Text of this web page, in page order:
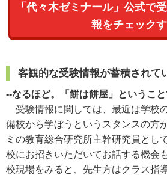
「代々木ゼミナール」公式で
報をチェック
客観的な受験情報が蓄積されて
--なるほど。「餅は餅屋」ということ
受験情報に関しては、最近は学校
備校から学ぼうというスタンスの方
ミの教育総合研究所主幹研究員とし
校にお招きいただいてお話する機会
校現場をみると、先生方はクラス指